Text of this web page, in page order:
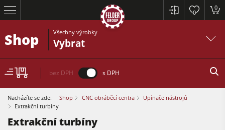
0
0
Formátovací pily
Shop Všechny výrobky
Vybrat
bez DPH s DPH
Nacházíte se zde: Shop CNC obráběcí centra
Upínače nástrojů
Extrakční turbíny
Extrakční turbíny